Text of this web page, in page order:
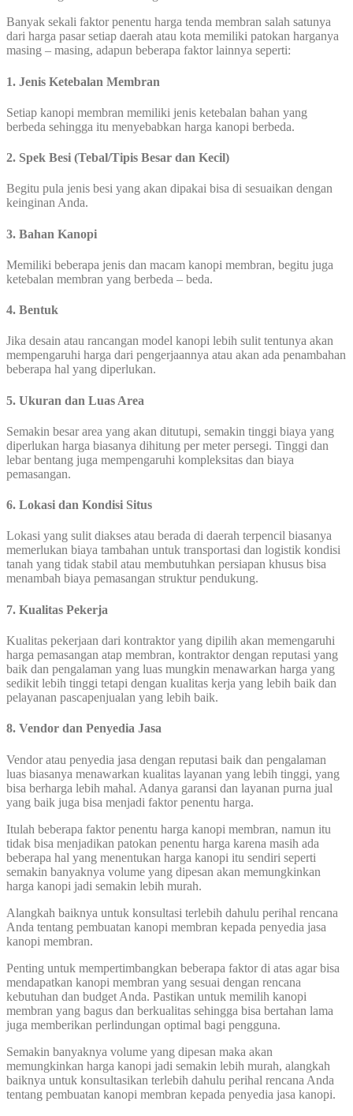
Banyak sekali faktor penentu harga tenda membran salah satunya
dari harga pasar setiap daerah atau kota memiliki patokan harganya
masing – masing, adapun beberapa faktor lainnya seperti:
1. Jenis Ketebalan Membran
Setiap kanopi membran memiliki jenis ketebalan bahan yang
berbeda sehingga itu menyebabkan harga kanopi berbeda.
2. Spek Besi (Tebal/Tipis Besar dan Kecil)
Begitu pula jenis besi yang akan dipakai bisa di sesuaikan dengan
keinginan Anda.
3. Bahan Kanopi
Memiliki beberapa jenis dan macam kanopi membran, begitu juga
ketebalan membran yang berbeda – beda.
4. Bentuk
Jika desain atau rancangan model kanopi lebih sulit tentunya akan
mempengaruhi harga dari pengerjaannya atau akan ada penambahan
beberapa hal yang diperlukan.
5. Ukuran dan Luas Area
Semakin besar area yang akan ditutupi, semakin tinggi biaya yang
diperlukan harga biasanya dihitung per meter persegi. Tinggi dan
lebar bentang juga mempengaruhi kompleksitas dan biaya
pemasangan.
6. Lokasi dan Kondisi Situs
Lokasi yang sulit diakses atau berada di daerah terpencil biasanya
memerlukan biaya tambahan untuk transportasi dan logistik kondisi
tanah yang tidak stabil atau membutuhkan persiapan khusus bisa
menambah biaya pemasangan struktur pendukung.
7. Kualitas Pekerja
Kualitas pekerjaan dari kontraktor yang dipilih akan memengaruhi
harga pemasangan atap membran, kontraktor dengan reputasi yang
baik dan pengalaman yang luas mungkin menawarkan harga yang
sedikit lebih tinggi tetapi dengan kualitas kerja yang lebih baik dan
pelayanan pascapenjualan yang lebih baik.
8. Vendor dan Penyedia Jasa
Vendor atau penyedia jasa dengan reputasi baik dan pengalaman
luas biasanya menawarkan kualitas layanan yang lebih tinggi, yang
bisa berharga lebih mahal. Adanya garansi dan layanan purna jual
yang baik juga bisa menjadi faktor penentu harga.
Itulah beberapa faktor penentu harga kanopi membran, namun itu
tidak bisa menjadikan patokan penentu harga karena masih ada
beberapa hal yang menentukan harga kanopi itu sendiri seperti
semakin banyaknya volume yang dipesan akan memungkinkan
harga kanopi jadi semakin lebih murah.
Alangkah baiknya untuk konsultasi terlebih dahulu perihal rencana
Anda tentang pembuatan kanopi membran kepada penyedia jasa
kanopi membran.
Penting untuk mempertimbangkan beberapa faktor di atas agar bisa
mendapatkan kanopi membran yang sesuai dengan rencana
kebutuhan dan budget Anda. Pastikan untuk memilih kanopi
membran yang bagus dan berkualitas sehingga bisa bertahan lama
juga memberikan perlindungan optimal bagi pengguna.
Semakin banyaknya volume yang dipesan maka akan
memungkinkan harga kanopi jadi semakin lebih murah, alangkah
baiknya untuk konsultasikan terlebih dahulu perihal rencana Anda
tentang pembuatan kanopi membran kepada penyedia jasa kanopi.